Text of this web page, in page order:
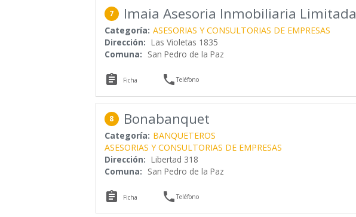
7 Imaia Asesoria Inmobiliaria Limitada
Categoría: ASESORIAS Y CONSULTORIAS DE EMPRESAS
Dirección: Las Violetas 1835
Comuna: San Pedro de la Paz
 Ficha Teléfono
8 Bonabanquet
Categoría: BANQUETEROS
ASESORIAS Y CONSULTORIAS DE EMPRESAS
Dirección: Libertad 318
Comuna: San Pedro de la Paz
 Ficha Teléfono